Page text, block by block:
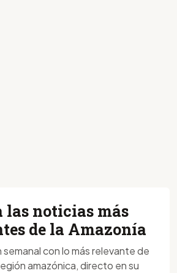
las noticias más
de la Amazonía
con lo más relevante de
amazónica, directo en su